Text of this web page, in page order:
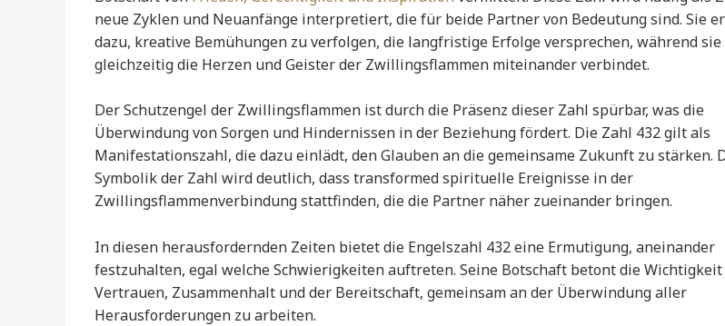
neue Zyklen und Neuanfänge interpretiert, die für beide Partner von Bedeutung sind. Sie
dazu, kreative Bemühungen zu verfolgen, die langfristige Erfolge versprechen, während sie
gleichzeitig die Herzen und Geister der Zwillingsflammen miteinander verbindet.
Der Schutzengel der Zwillingsflammen ist durch die Präsenz dieser Zahl spürbar, was die
Überwindung von Sorgen und Hindernissen in der Beziehung fördert. Die Zahl 432 gilt als
Manifestationszahl, die dazu einlädt, den Glauben an die gemeinsame Zukunft zu stärken.
Symbolik der Zahl wird deutlich, dass transformed spirituelle Ereignisse in der
Zwillingsflammenverbindung stattfinden, die die Partner näher zueinander bringen.
In diesen herausfordernden Zeiten bietet die Engelszahl 432 eine Ermutigung, aneinander
festzuhalten, egal welche Schwierigkeiten auftreten. Seine Botschaft betont die Wichtigkeit
Vertrauen, Zusammenhalt und der Bereitschaft, gemeinsam an der Überwindung aller
Herausforderungen zu arbeiten.